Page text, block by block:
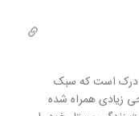
درک است که سبک
زیادی همراه شده